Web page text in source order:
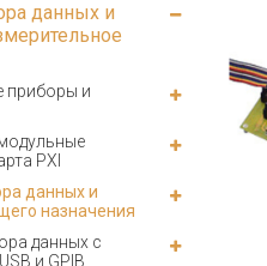
данных и
приборы и
PXI
данных и
назначения
данных с
и GPIB